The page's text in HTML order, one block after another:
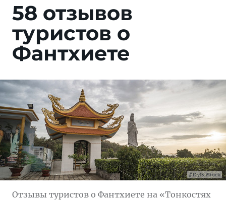
58 отзывов
туристов о
Фантхиете
Diy13, iStock
Отзывы туристов о Фантхиете на «Тонкостях